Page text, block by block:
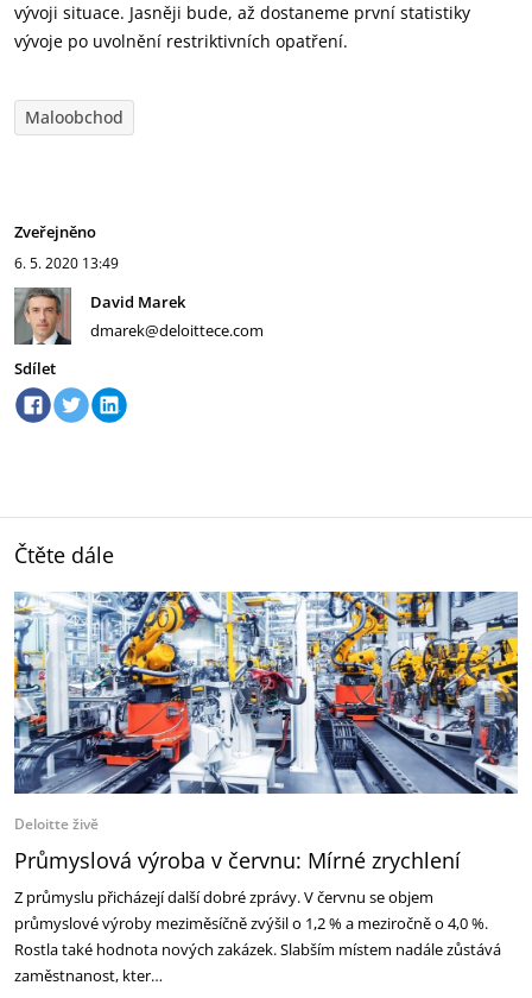
vývoji situace. Jasněji bude, až dostaneme první statistiky
vývoje po uvolnění restriktivních opatření.
Maloobchod
Zveřejněno
6. 5. 2020 13:49
David Marek
dmarek@deloittece.com
Sdílet
Čtěte dále
Deloitte živě
Průmyslová výroba v červnu: Mírné zrychlení
Z průmyslu přicházejí další dobré zprávy. V červnu se objem
průmyslové výroby meziměsíčně zvýšil o 1,2 % a meziročně o 4,0 %.
Rostla také hodnota nových zakázek. Slabším místem nadále zůstává
zaměstnanost, kter…